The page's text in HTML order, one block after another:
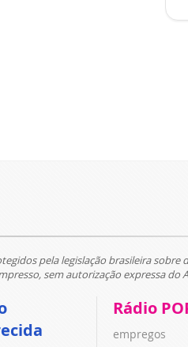
pela legislação brasileira sobre
sem autorização expressa do
Rádio
empregos